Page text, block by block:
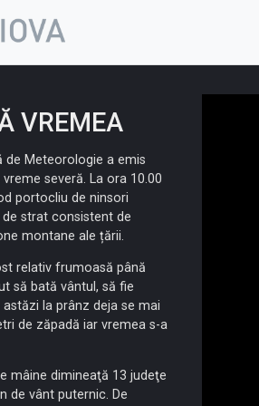
VREMEA
de Meteorologie a emis
severă. La ora 10.00
portocliu de ninsori
strat consistent de
montane ale țării.
relativ frumoasă până
să bată vântul, să fie
la prânz deja se mai
de zăpadă iar vremea s-a
mâine dimineaţă 13 judeţe
de vânt puternic. De